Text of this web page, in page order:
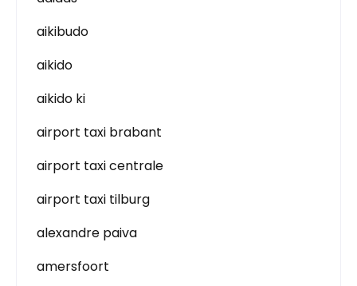
aikibudo
aikido
aikido ki
airport taxi brabant
airport taxi centrale
airport taxi tilburg
alexandre paiva
amersfoort